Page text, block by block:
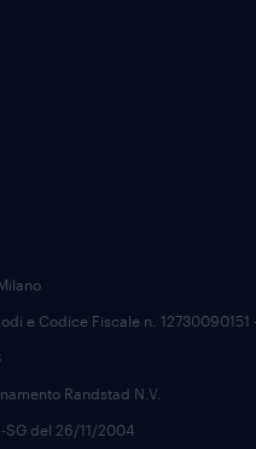
e Codice Fiscale n. 12730090151
Randstad N.V.
SG del 26/11/2004